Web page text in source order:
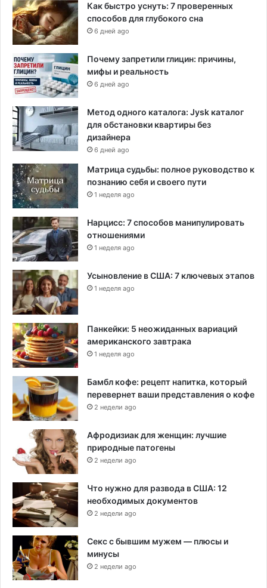
Как быстро уснуть: 7 проверенных
способов для глубокого сна
6 дней ago
Почему запретили глицин: причины,
мифы и реальность
6 дней ago
Метод одного каталога: Jysk каталог
для обстановки квартиры без
дизайнера
6 дней ago
Матрица судьбы: полное руководство к
познанию себя и своего пути
1 неделя ago
Нарцисс: 7 способов манипулировать
отношениями
1 неделя ago
Усыновление в США: 7 ключевых этапов
1 неделя ago
Панкейки: 5 неожиданных вариаций
американского завтрака
1 неделя ago
Бамбл кофе: рецепт напитка, который
перевернет ваши представления о кофе
2 недели ago
Афродизиак для женщин: лучшие
природные патогены
2 недели ago
Что нужно для развода в США: 12
необходимых документов
2 недели ago
Секс с бывшим мужем — плюсы и
минусы
2 недели ago